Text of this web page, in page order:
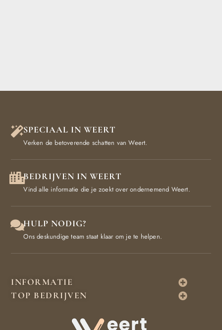
SPECIAAL IN WEERT
Verken de betoverende schatten van Weert.
BEDRIJVEN IN WEERT
Vind alle informatie die je zoekt over ondernemend Weert.
HULP NODIG?
Ons deskundige team staat klaar om je te helpen.
INFORMATIE
TOP BEDRIJVEN